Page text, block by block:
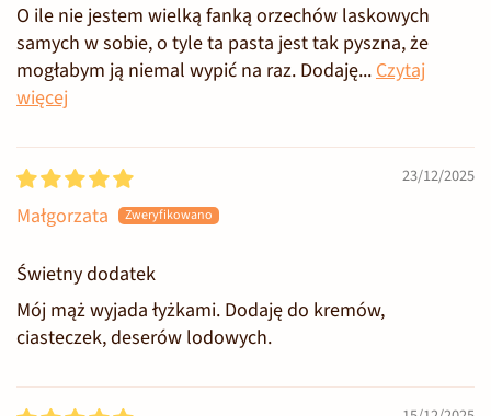
O ile nie jestem wielką fanką orzechów laskowych
samych w sobie, o tyle ta pasta jest tak pyszna, że
mogłabym ją niemal wypić na raz. Dodaję... Czytaj
więcej
23/12/2025
Małgorzata
Świetny dodatek
Mój mąż wyjada łyżkami. Dodaję do kremów,
ciasteczek, deserów lodowych.